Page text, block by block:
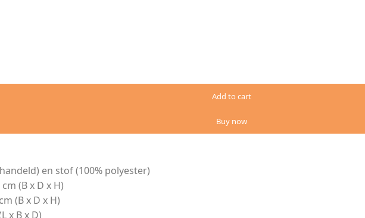
Add to cart
Buy now
en stof (100% polyester)
(B x D x H)
(B x D x H)
x B x D)